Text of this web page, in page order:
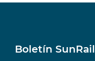
Boletín SunRail